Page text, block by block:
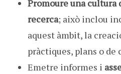
Promoure una cultura
recerca; això inclou
aquest àmbit, la
pràctiques, plans o
Emetre informes i